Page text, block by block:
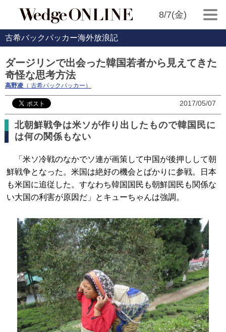
8/7(金)
古希バックパッカー海外放浪記
ダージリンで出会った韓国若者から見えてきた
奇怪な思考方法
高野凌 （ 古希バックパッカー）
2017/05/07
北朝鮮戦争は米ソが作り出したもので韓国民に
は何の関係もない
「米ソ冷戦のなかでソ連が画策して中国が後押しして朝
鮮戦争となった。米国は絶好の機会とばかりに参戦。日本
も米国に追従した。すなわち韓国国民も朝鮮国民も関係な
い大国の利害が原因だ」とキューちゃんは強調。